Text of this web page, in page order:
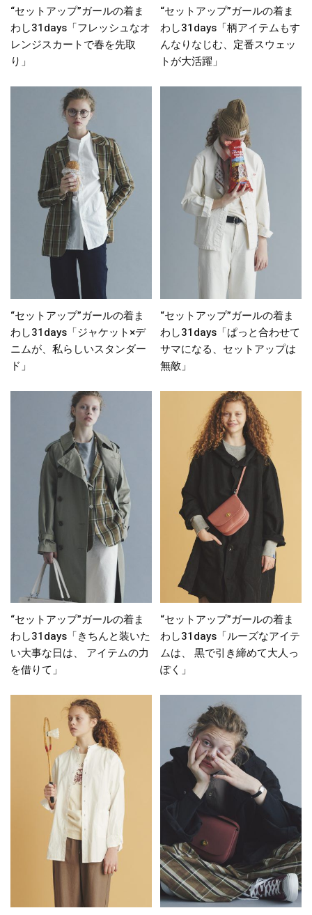
“セットアップ”ガールの着ま
わし31days「フレッシュなオ
レンジスカートで春を先取
り」
“セットアップ”ガールの着ま
わし31days「柄アイテムもす
んなりなじむ、定番スウェッ
トが大活躍」
“セットアップ”ガールの着ま
わし31days「ジャケット×デ
ニムが、私らしいスタンダー
ド」
“セットアップ”ガールの着ま
わし31days「ぱっと合わせて
サマになる、セットアップは
無敵」
“セットアップ”ガールの着ま
わし31days「きちんと装いた
い大事な日は、 アイテムの力
を借りて」
“セットアップ”ガールの着ま
わし31days「ルーズなアイテ
ムは、 黒で引き締めて大人っ
ぽく」